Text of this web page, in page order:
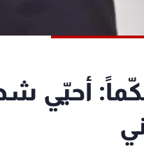
أحيّي